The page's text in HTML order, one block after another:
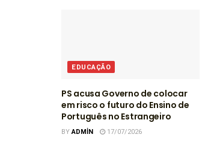
EDUCAÇÃO
PS acusa Governo de colocar
em risco o futuro do Ensino de
Português no Estrangeiro
BYADMIN 17/07/2026